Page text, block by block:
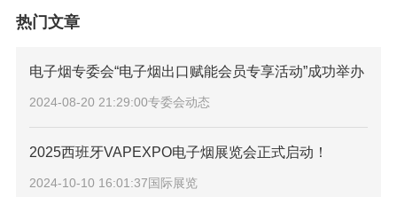
热门文章
电子烟专委会“电子烟出口赋能会员专享活动”成功举办
2024-08-20 21:29:00专委会动态
2025西班牙VAPEXPO电子烟展览会正式启动！
2024-10-10 16:01:37国际展览